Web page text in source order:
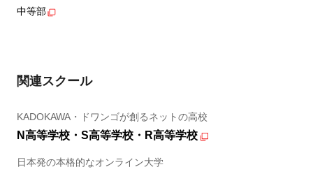
中等部
関連スクール
KADOKAWA・ドワンゴが創るネットの高校
N高等学校・S高等学校・R高等学校
日本発の本格的なオンライン大学